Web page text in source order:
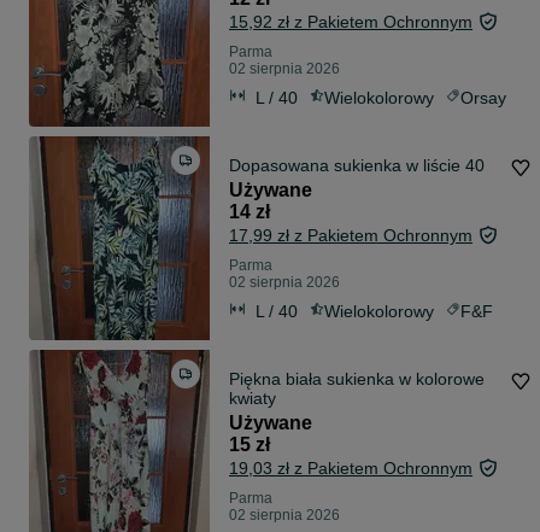
15,92 zł z Pakietem Ochronnym
Parma
02 sierpnia 2026
L / 40 Wielokolorowy Orsay
Dopasowana sukienka w liście 40
Używane
14 zł
17,99 zł z Pakietem Ochronnym
Parma
02 sierpnia 2026
L / 40 Wielokolorowy F&F
Piękna biała sukienka w kolorowe
kwiaty
Używane
15 zł
19,03 zł z Pakietem Ochronnym
Parma
02 sierpnia 2026